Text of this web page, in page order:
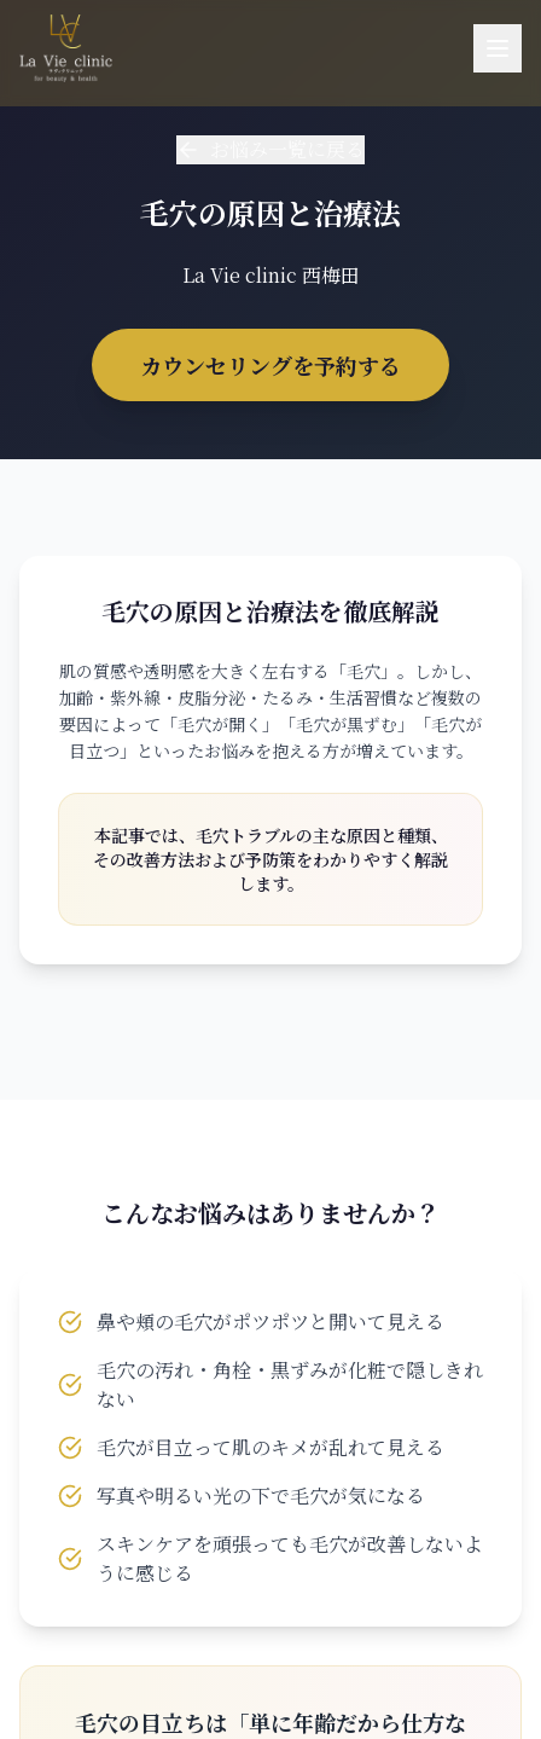
ご予約・お問い合わせ
アクセス
毛穴の原因と治療法
La Vie clinic 西梅田
カウンセリングを予約する
毛穴の原因と治療法を徹底解説
肌の質感や透明感を大きく左右する「毛穴」。しかし、
加齢・紫外線・皮脂分泌・たるみ・生活習慣など複数の
要因によって「毛穴が開く」「毛穴が黒ずむ」「毛穴が
目立つ」といったお悩みを抱える方が増えています。
本記事では、毛穴トラブルの主な原因と種類、
その改善方法および予防策をわかりやすく解説
します。
こんなお悩みはありませんか？
鼻や頬の毛穴がポツポツと開いて見える
毛穴の汚れ・角栓・黒ずみが化粧で隠しきれ
ない
毛穴が目立って肌のキメが乱れて見える
写真や明るい光の下で毛穴が気になる
スキンケアを頑張っても毛穴が改善しないよ
うに感じる
毛穴の目立ちは「単に年齢だから仕方な